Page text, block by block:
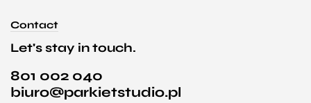
Contact
Let's stay in touch.
801 002 040
biuro@parkietstudio.pl